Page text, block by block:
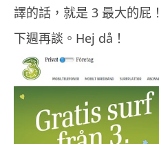
譯的話，就是 3 最大的屁！
下週再談。Hej då！